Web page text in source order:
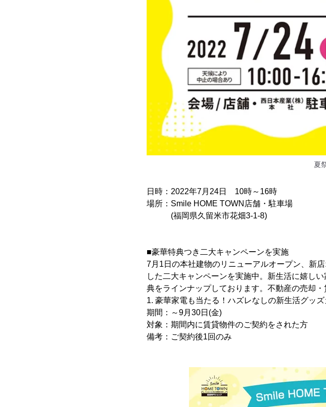
夏
日時：2022年7月24日 10時～16時
場所：Smile HOME TOWN店舗・駐車場
(福岡県久留米市花畑3-1-8)
■豪華特典つき二大キャンペーンを実施
7月1日の本社建物のリニューアルオープン、新
した二大キャンペーンを実施中。新生活に嬉し
典をラインナップしております。不動産の売却
1. 豪華家電も当たる！ハズレなしの新生活グッズ
期間：～9月30日(金)
対象：期間内に賃貸物件のご契約をされた方
備考：ご契約後1回のみ